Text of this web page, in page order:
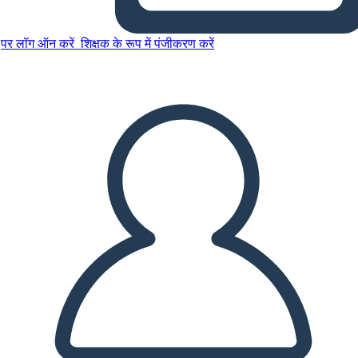
पर लॉग ऑन करें शिक्षक के रूप में पंजीकरण करें